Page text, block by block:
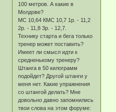
100 метров. А какие в
Молдове?
МС 10,64 КМС 10,7 1р. - 11,2
2р. - 11,8 3р. - 12,7.
Технику старта и бега только
тренер может поставить?
Имеет ли смысл идти к
средненькому тренеру?
Штанга в 50 килограмм
подойдет? Другой штанги у
меня нет. Какие упражнения
со штангой делать? Мне
довольно давно запомнились
твои слова на этом форуме: